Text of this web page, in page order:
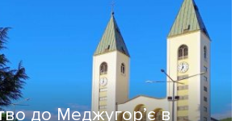
до Меджугор’є в